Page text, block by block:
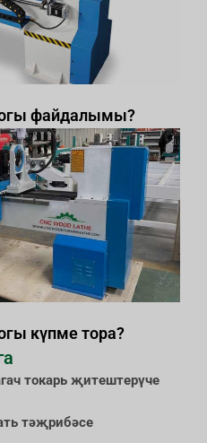
файдалымы?
күпме тора?
токарь җитештерүче
тәҗрибәсе